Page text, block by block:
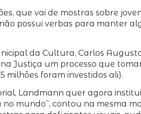
que vai de mostras sobre
possui verbas para manter
da Cultura, Carlos
Justiça um processo que
milhões foram investidos ali).
Landmann quer agora
mundo”, contou na mesma